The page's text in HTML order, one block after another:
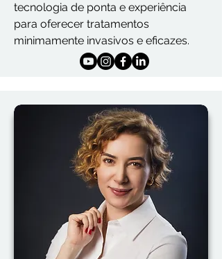
tecnologia de ponta e experiência
para oferecer tratamentos
minimamente invasivos e eficazes.